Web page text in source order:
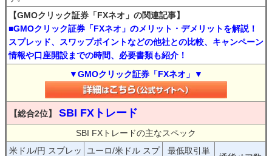
【GMOクリック証券「FXネオ」の関連記事】
■GMOクリック証券「FXネオ」のメリット・デメリットを解説！
スプレッド、スワップポイントなどの他社との比較、キャンペーン
情報や口座開設までの時間、必要書類も紹介！
▼GMOクリック証券「FXネオ」▼
【総合2位】 SBI FXトレード
SBI FXトレードの主なスペック
米ドル/円 スプレッ
ユーロ/米ドル スプ
最低取引単